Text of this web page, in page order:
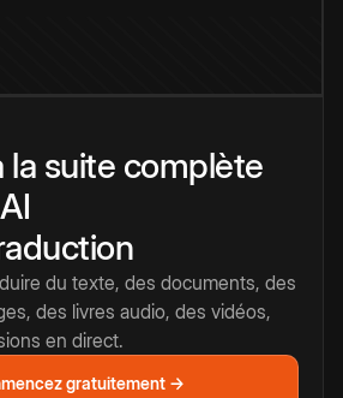
la suite complète
du texte, des documents, des
des livres audio, des vidéos,
en direct.
gratuitement →